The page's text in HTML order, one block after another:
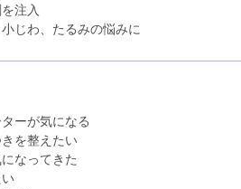
注入
じわ、たるみの悩みに
ーが気になる
を整えたい
なってきた